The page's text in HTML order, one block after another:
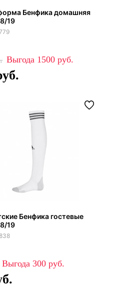
Бенфика домашняя
19
1500
Бенфика гостевые
19
300